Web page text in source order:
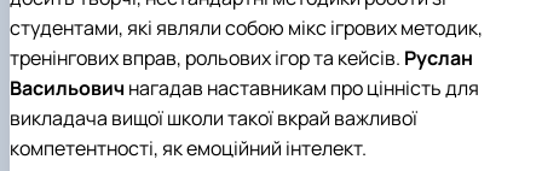
студентами, які являли собою мікс ігрових методик,
тренінгових вправ, рольових ігор та кейсів. Руслан
Васильовичнагадав наставникам про цінність для
викладача вищої школи такої вкрай важливої
компетентності, як емоційний інтелект.